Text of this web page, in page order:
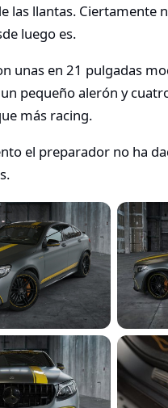
las llantas. Ciertamente
luego es.
unas en 21 pulgadas
pequeño alerón y
más racing.
el preparador no ha